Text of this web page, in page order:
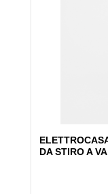
DA STIRO A